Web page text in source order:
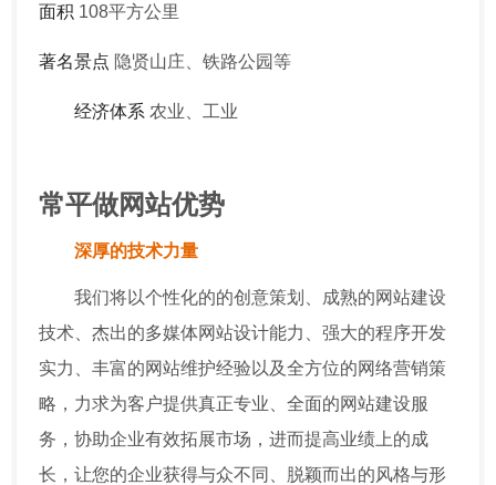
面积 108平方公里
著名景点 隐贤山庄、铁路公园等
经济体系 农业、工业
常平做网站优势
深厚的技术力量
我们将以个性化的的创意策划、成熟的网站建设
技术、杰出的多媒体网站设计能力、强大的程序开发
实力、丰富的网站维护经验以及全方位的网络营销策
略，力求为客户提供真正专业、全面的网站建设服
务，协助企业有效拓展市场，进而提高业绩上的成
长，让您的企业获得与众不同、脱颖而出的风格与形